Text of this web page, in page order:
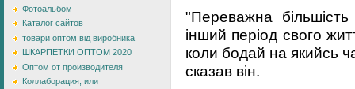
Фотоальбом
Каталог сайтов
товари оптом від виробника
ШКАРПЕТКИ ОПТОМ 2020
Оптом от производителя
Коллаборация, или
"Переважна
інший період свого
коли бодай на якийсь
сказав він.